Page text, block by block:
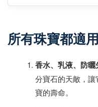
所有珠寶都適
香水、乳液、防曬
分寶石的天敵，
寶的壽命。